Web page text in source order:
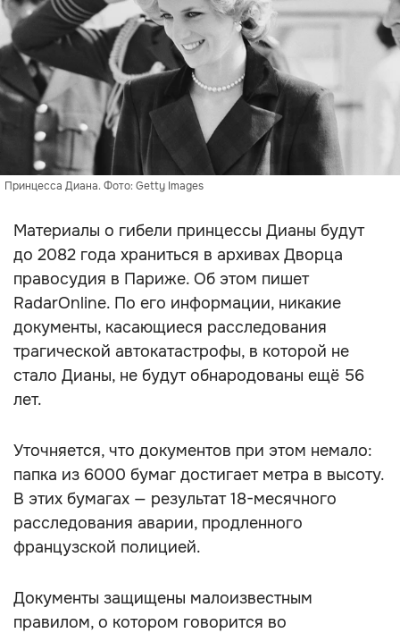
Принцесса Диана. Фото: Getty Images
Материалы о гибели принцессы Дианы будут
до 2082 года храниться в архивах Дворца
правосудия в Париже. Об этом пишет
RadarOnline. По его информации, никакие
документы, касающиеся расследования
трагической автокатастрофы, в которой не
стало Дианы, не будут обнародованы ещё 56
лет.
Уточняется, что документов при этом немало:
папка из 6000 бумаг достигает метра в высоту.
В этих бумагах — результат 18-месячного
расследования аварии, продленного
французской полицией.
Документы защищены малоизвестным
правилом, о котором говорится во